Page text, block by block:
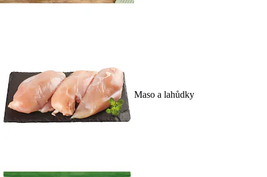
Maso a lahůdky